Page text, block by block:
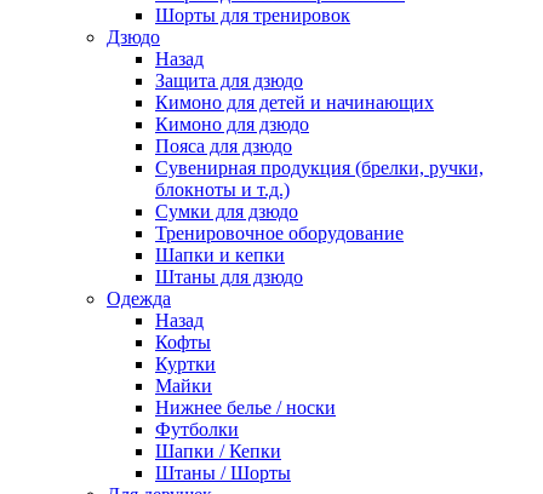
Шорты для тренировок
Дзюдо
Назад
Защита для дзюдо
Кимоно для детей и начинающих
Кимоно для дзюдо
Пояса для дзюдо
Сувенирная продукция (брелки, ручки,
блокноты и т.д.)
Сумки для дзюдо
Тренировочное оборудование
Шапки и кепки
Штаны для дзюдо
Одежда
Назад
Кофты
Куртки
Майки
Нижнее белье / носки
Футболки
Шапки / Кепки
Штаны / Шорты